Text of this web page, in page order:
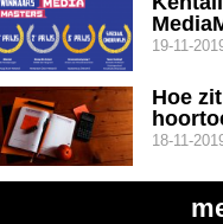
19-11-
Hoe
18-11-